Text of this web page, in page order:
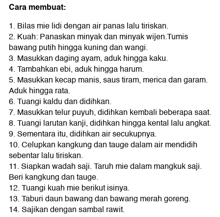
Cara membuat:
1. Bilas mie lidi dengan air panas lalu tiriskan.
2. Kuah: Panaskan minyak dan minyak wijen.Tumis
bawang putih hingga kuning dan wangi.
3. Masukkan daging ayam, aduk hingga kaku.
4. Tambahkan ebi, aduk hingga harum.
5. Masukkan kecap manis, saus tiram, merica dan garam.
Aduk hingga rata.
6. Tuangi kaldu dan didihkan.
7. Masukkan telur puyuh, didihkan kembali beberapa saat.
8. Tuangi larutan kanji, didihkan hingga kental lalu angkat.
9. Sementara itu, didihkan air secukupnya.
10. Celupkan kangkung dan tauge dalam air mendidih
sebentar lalu tiriskan.
11. Siapkan wadah saji. Taruh mie dalam mangkuk saji.
Beri kangkung dan tauge.
12. Tuangi kuah mie berikut isinya.
13. Taburi daun bawang dan bawang merah goreng.
14. Sajikan dengan sambal rawit.